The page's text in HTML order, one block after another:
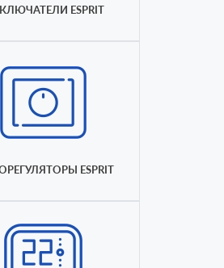
ESPRIT
ESPRIT